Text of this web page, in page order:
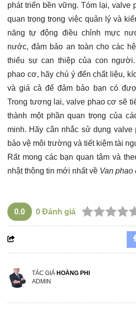
phát triển bền vững. Tóm lại, valve
quan trọng trong việc quản lý và
năng tự động điều chỉnh mực
nước, đảm bảo an toàn cho các
thiểu sự can thiệp của con
phao cơ, hãy chú ý đến chất liệu,
và giá cả để đảm bảo bạn có
Trong tương lai, valve phao cơ sẽ
thành một phần quan trọng của
minh. Hãy cân nhắc sử dụng
bảo vệ môi trường và tiết kiệm tài
Rất mong các bạn quan tâm và
nhật thông tin mới nhất về Van phao
0.0 0 Đánh giá
TÁC GIẢ HOÀNG PHI
ADMIN